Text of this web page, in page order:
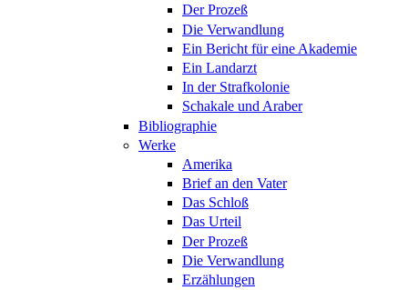
Der Prozeß
Die Verwandlung
Ein Bericht für eine Akademie
Ein Landarzt
In der Strafkolonie
Schakale und Araber
Bibliographie
Werke
Amerika
Brief an den Vater
Das Schloß
Das Urteil
Der Prozeß
Die Verwandlung
Erzählungen